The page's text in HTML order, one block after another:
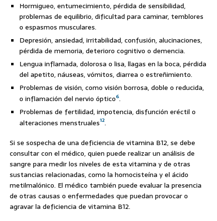
Hormigueo, entumecimiento, pérdida de sensibilidad,
problemas de equilibrio, dificultad para caminar, temblores
o espasmos musculares.
Depresión, ansiedad, irritabilidad, confusión, alucinaciones,
pérdida de memoria, deterioro cognitivo o demencia.
Lengua inflamada, dolorosa o lisa, llagas en la boca, pérdida
del apetito, náuseas, vómitos, diarrea o estreñimiento.
Problemas de visión, como visión borrosa, doble o reducida,
o inflamación del nervio óptico6.
Problemas de fertilidad, impotencia, disfunción eréctil o
alteraciones menstruales12.
Si se sospecha de una deficiencia de vitamina B12, se debe
consultar con el médico, quien puede realizar un análisis de
sangre para medir los niveles de esta vitamina y de otras
sustancias relacionadas, como la homocisteína y el ácido
metilmalónico. El médico también puede evaluar la presencia
de otras causas o enfermedades que puedan provocar o
agravar la deficiencia de vitamina B12.